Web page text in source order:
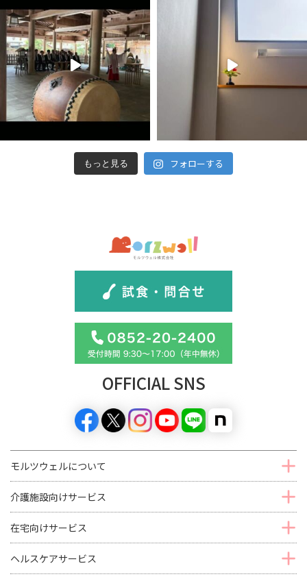
もっと見る フォローする
OFFICIAL SNS
モルツウェルについて
介護施設向けサービス
在宅向けサービス
ヘルスケアサービス